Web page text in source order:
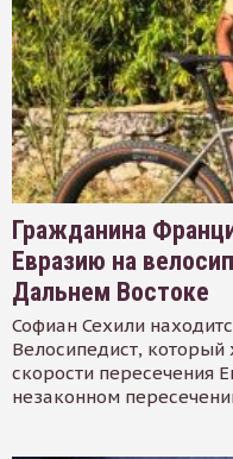
Гражданина
Евразию на
Дальнем Востоке
Софиан Сехили
Велосипедист, который
скорости пересечения
незаконном